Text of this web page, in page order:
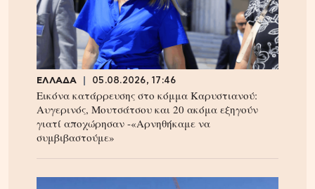
ΕΛΛΑΔΑ 05.08.2026, 17:46
Εικόνα κατάρρευσης στο κόμμα Καρυστιανού:
Αυγερινός, Μουτσάτσου και 20 ακόμα εξηγούν
γιατί αποχώρησαν -«Αρνηθήκαμε να
συμβιβαστούμε»